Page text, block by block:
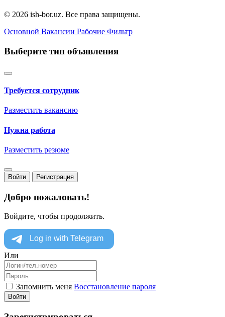
© 2026 ish-bor.uz. Все права защищены.
Основной Вакансии Рабочие Фильтр
Выберите тип объявления
Требуется сотрудник
Разместить вакансию
Нужна работа
Разместить резюме
Войти Регистрация
Добро пожаловать!
Войдите, чтобы продолжить.
Или
Запомнить меня Восстановление пароля
Войти